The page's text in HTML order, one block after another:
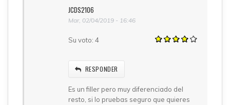
JCDS2106
Mar, 02/04/2019 - 16:46
Su voto: 4
RESPONDER
Es un filler pero muy diferenciado del
resto, si lo pruebas seguro que quieres